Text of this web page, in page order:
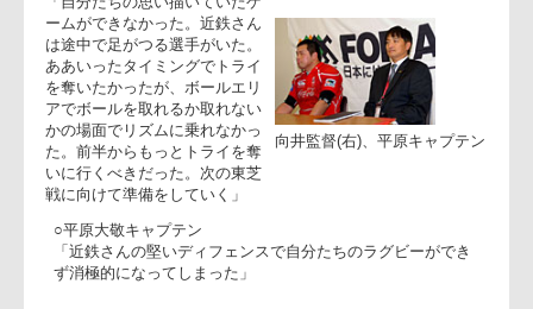
◎コカ・コーラウエストレッド
スパークス
○向井昭吾監督
「自分たちの思い描いていたゲ
ームができなかった。近鉄さん
ああいったタイミングでトライ
を奪いたかったが、ボールエリ
アでボールを取れるか取れない